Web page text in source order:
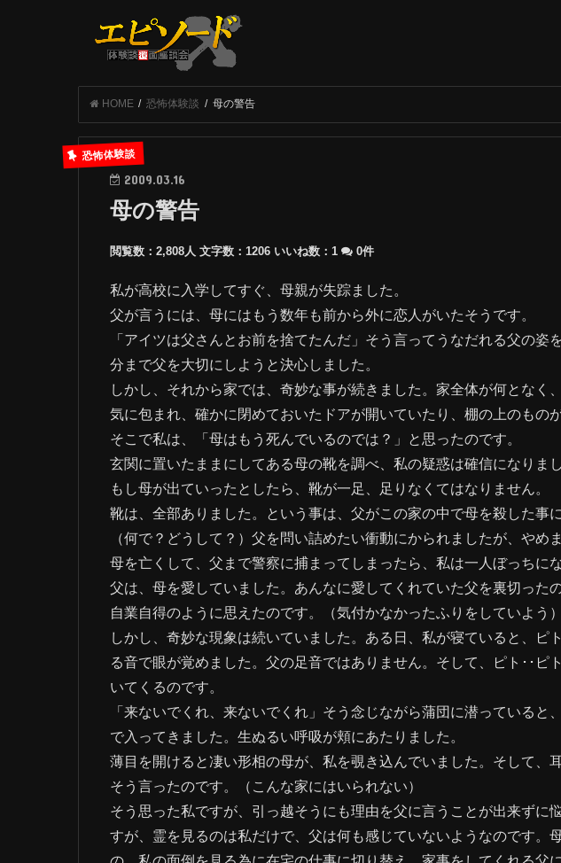
HOME 恐怖体験談 母の警告
恐怖体験談
2009.03.16
母の警告
閲覧数：2,808人 文字数：1206 いいね数： 1 0件
私が高校に入学してすぐ、母親が失踪ました。
父が言うには、母にはもう数年も前から外に恋人がいたそうです。
「アイツは父さんとお前を捨てたんだ」そう言ってうなだれる父の姿
分まで父を大切にしようと決心しました。
しかし、それから家では、奇妙な事が続きました。家全体が何となく
気に包まれ、確かに閉めておいたドアが開いていたり、棚の上のもの
そこで私は、「母はもう死んでいるのでは？」と思ったのです。
玄関に置いたままにしてある母の靴を調べ、私の疑惑は確信になりまし
もし母が出ていったとしたら、靴が一足、足りなくてはなりません。
靴は、全部ありました。という事は、父がこの家の中で母を殺した事に
（何で？どうして？）父を問い詰めたい衝動にかられましたが、やめま
母を亡くして、父まで警察に捕まってしまったら、私は一人ぼっちにな
父は、母を愛していました。あんなに愛してくれていた父を裏切った
自業自得のように思えたのです。（気付かなかったふりをしていよう
しかし、奇妙な現象は続いていました。ある日、私が寝ていると、ピ
る音で眼が覚めました。父の足音ではありません。そして、ピト･･ピ
いてくるのです。
「来ないでくれ、来ないでくれ」そう念じながら蒲団に潜っていると
で入ってきました。生ぬるい呼吸が頬にあたりました。
薄目を開けると凄い形相の母が、私を覗き込んでいました。そして、耳
そう言ったのです。（こんな家にはいられない）
そう思った私ですが、引っ越そうにも理由を父に言うことが出来ずに
すが、霊を見るのは私だけで、父は何も感じていないようなのです。